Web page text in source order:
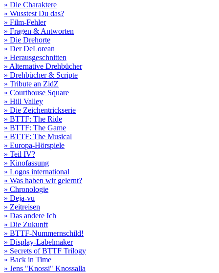
» Die Charaktere
» Wusstest Du das?
» Film-Fehler
» Fragen & Antworten
» Die Drehorte
» Der DeLorean
» Herausgeschnitten
» Alternative Drehbücher
» Drehbücher & Scripte
» Tribute an ZidZ
» Courthouse Square
» Hill Valley
» Die Zeichentrickserie
» BTTF: The Ride
» BTTF: The Game
» BTTF: The Musical
» Europa-Hörspiele
» Teil IV?
» Kinofassung
» Logos international
» Was haben wir gelernt?
» Chronologie
» Deja-vu
» Zeitreisen
» Das andere Ich
» Die Zukunft
» BTTF-Nummernschild!
» Display-Labelmaker
» Secrets of BTTF Trilogy
» Back in Time
» Jens "Knossi" Knossalla